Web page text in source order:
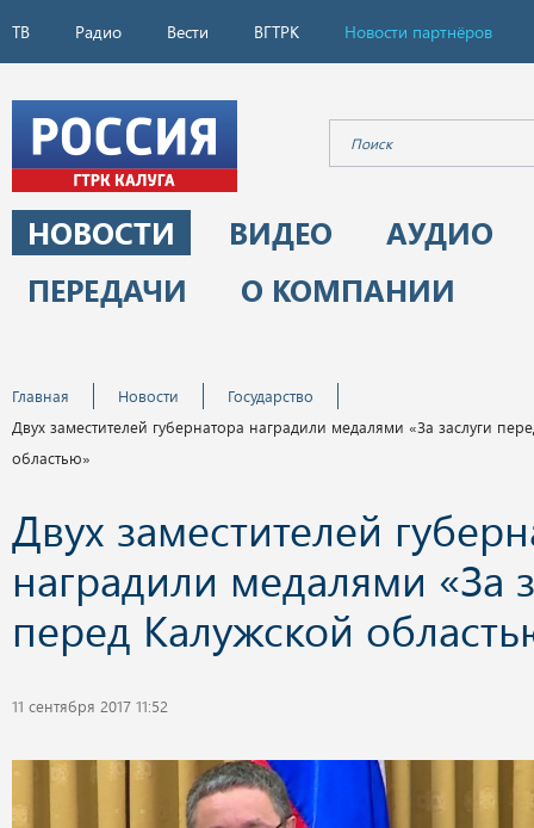
ТВ Радио Вести ВГТРК Новости партнёров
НОВОСТИ ВИДЕО
АУДИО
ПЕРЕДАЧИ
О КОМПАНИИ
Главная Новости
Государство
Двух заместителей губернатора наградили медалями «За заслуги
областью»
Двух заместителей
наградили медалями «За
перед Калужской
11 сентября 2017 11:52